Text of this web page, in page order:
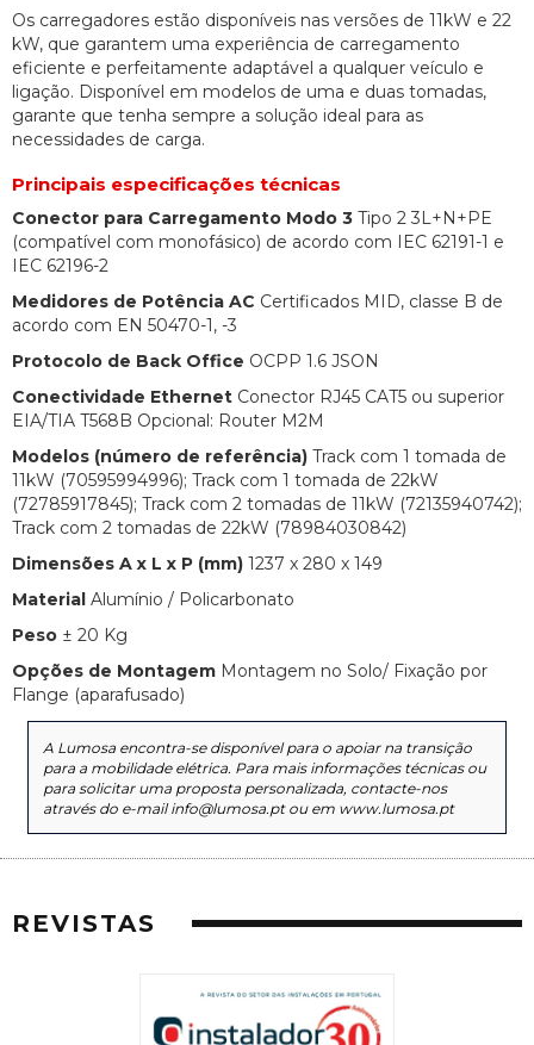
Os carregadores estão disponíveis nas versões de 11kW e 22
kW, que garantem uma experiência de carregamento
eficiente e perfeitamente adaptável a qualquer veículo e
ligação. Disponível em modelos de uma e duas tomadas,
garante que tenha sempre a solução ideal para as
necessidades de carga.
Principais especificações técnicas
Conector para Carregamento Modo 3 Tipo 2 3L+N+PE
(compatível com monofásico) de acordo com IEC 62191-1 e
IEC 62196-2
Medidores de Potência AC Certificados MID, classe B de
acordo com EN 50470-1, -3
Protocolo de Back Office OCPP 1.6 JSON
Conectividade Ethernet Conector RJ45 CAT5 ou superior
EIA/TIA T568B Opcional: Router M2M
Modelos (número de referência) Track com 1 tomada de
11kW (70595994996); Track com 1 tomada de 22kW
(72785917845); Track com 2 tomadas de 11kW (72135940742);
Track com 2 tomadas de 22kW (78984030842)
Dimensões A x L x P (mm) 1237 x 280 x 149
Material Alumínio / Policarbonato
Peso ± 20 Kg
Opções de Montagem Montagem no Solo/ Fixação por
Flange (aparafusado)
A Lumosa encontra-se disponível para o apoiar na transição
para a mobilidade elétrica. Para mais informações técnicas ou
para solicitar uma proposta personalizada, contacte-nos
através do e-mail info@lumosa.pt ou em www.lumosa.pt
REVISTAS